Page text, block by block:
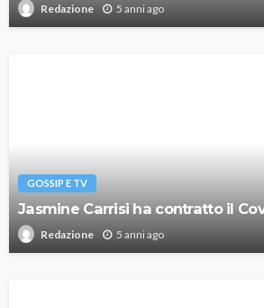
Redazione 5 anni ago
GOSSIP E TV
Jasmine Carrisi ha contratto il
Redazione 5 anni ago